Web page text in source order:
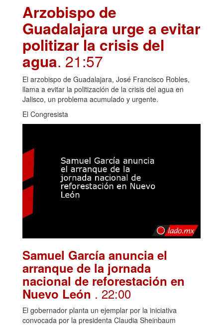
Arzobispo de
Guadalajara urge a evitar
politizar la crisis del
agua. 21:57
El arzobispo de Guadalajara, José Francisco Robles,
llama a evitar la politización de la crisis del agua en
Jalisco, un problema acumulado y urgente.
El Congresista
Samuel García anuncia el
arranque de la jornada
nacional de reforestación en
Nuevo León . 22:00
El gobernador planta un ejemplar por la iniciativa
convocada por la presidenta Claudia Sheinbaum